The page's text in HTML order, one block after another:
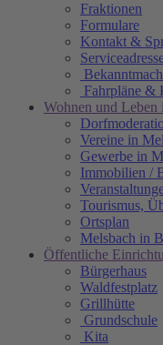
Fraktionen
Formulare
Kontakt &
Fahrpläne &
Wohnen und Leben
Vereine in
Gewerbe in
Immobilien /
Tourismus,
Ortsplan
Melsbach in
Öffentliche
Bürgerhaus
Waldfestplatz
Grillhütte
Grundschule
Kita